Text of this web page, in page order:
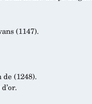
(1147).
(1248).